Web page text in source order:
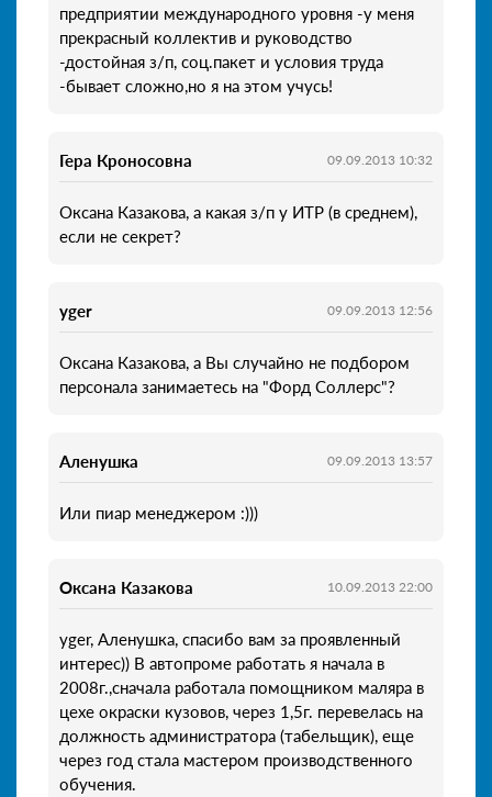
предприятии международного уровня -у меня
прекрасный коллектив и руководство
-достойная з/п, соц.пакет и условия труда
-бывает сложно,но я на этом учусь!
Гера Кроносовна 09.09.2013 10:32
Оксана Казакова, а какая з/п у ИТР (в среднем),
если не секрет?
yger 09.09.2013 12:56
Оксана Казакова, а Вы случайно не подбором
персонала занимаетесь на "Форд Соллерс"?
Аленушка 09.09.2013 13:57
Или пиар менеджером :)))
Оксана Казакова 10.09.2013 22:00
yger, Аленушка, спасибо вам за проявленный
интерес)) В автопроме работать я начала в
2008г.,сначала работала помощником маляра в
цехе окраски кузовов, через 1,5г. перевелась на
должность администратора (табельщик), еще
через год стала мастером производственного
обучения.